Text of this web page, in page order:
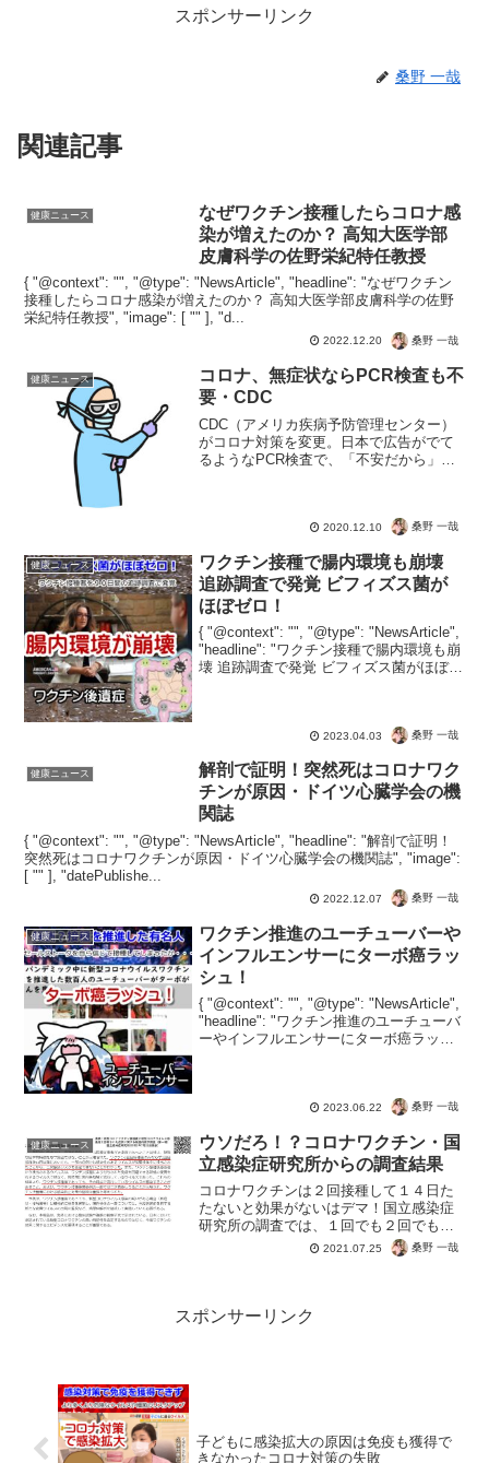
スポンサーリンク
桑野 一哉
関連記事
健康ニュース
なぜワクチン接種したらコロナ感
染が増えたのか？ 高知大医学部
皮膚科学の佐野栄紀特任教授
{ "@context": "", "@type": "NewsArticle", "headline": "なぜワクチン
接種したらコロナ感染が増えたのか？ 高知大医学部皮膚科学の佐野
栄紀特任教授", "image": [ "" ], "d...
2022.12.20 桑野 一哉
健康ニュース
コロナ、無症状ならPCR検査も不
要・CDC
CDC（アメリカ疾病予防管理センター）
がコロナ対策を変更。日本で広告がでて
るようなPCR検査で、「不安だから」な
アップデート。・コロ...2020.12.10 桑野 一哉
健康ニュース
ワクチン接種で腸内環境も崩壊
追跡調査で発覚 ビフィズス菌が
ほぼゼロ！
{ "@context": "", "@type": "NewsArticle",
"headline": "ワクチン接種で腸内環境も崩
壊 追跡調査で発覚 ビフィズス菌がほぼゼ
2023.04.03 桑野 一哉
健康ニュース
解剖で証明！突然死はコロナワク
チンが原因・ドイツ心臓学会の機
関誌
{ "@context": "", "@type": "NewsArticle", "headline": "解剖で証明！
突然死はコロナワクチンが原因・ドイツ心臓学会の機関誌", "image":
[ "" ], "datePublishe...
2022.12.07 桑野 一哉
健康ニュース
ワクチン推進のユーチューバーや
インフルエンサーにターボ癌ラッ
シュ！
{ "@context": "", "@type": "NewsArticle",
"headline": "ワクチン推進のユーチューバ
ーやインフルエンサーにターボ癌ラッシ
2023.06.22 桑野 一哉
健康ニュース
ウソだろ！？コロナワクチン・国
立感染症研究所からの調査結果
コロナワクチンは２回接種して１４日た
たないと効果がないはデマ！国立感染症
研究所の調査では、１回でも２回でも１
４日でも感染しましたとさｗワクチンで
感染予防はデマということで、河野太郎
2021.07.25 桑野 一哉
スポンサーリンク
子どもに感染拡大の原因は免疫も獲得で
きなかったコロナ対策の失敗